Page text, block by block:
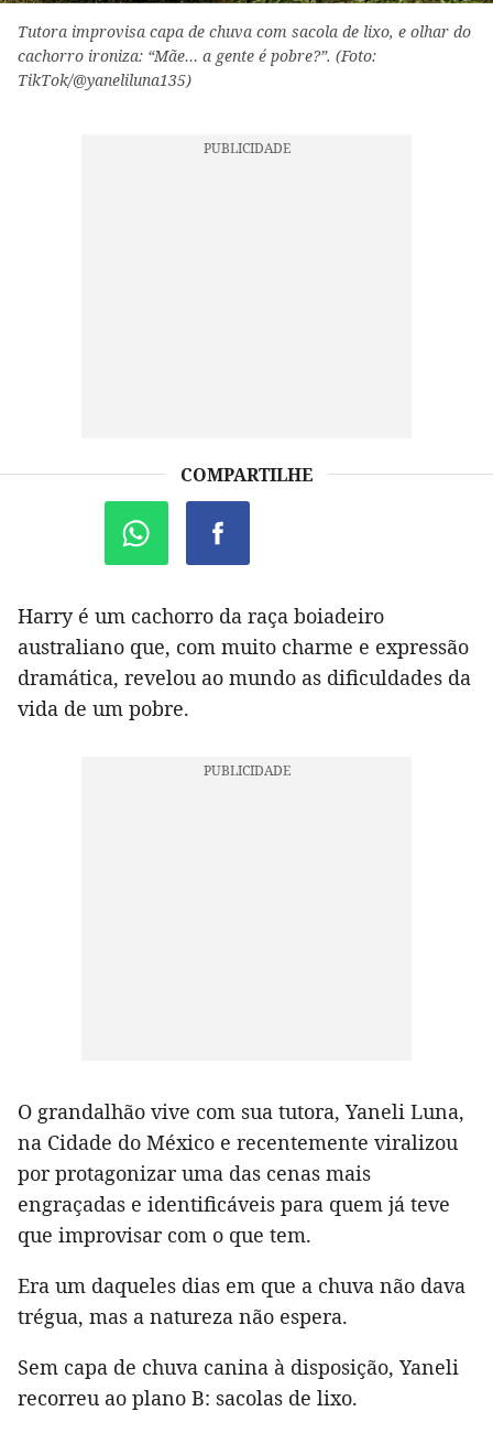
Tutora improvisa capa de chuva com sacola de lixo, e olhar do
cachorro ironiza: “Mãe… a gente é pobre?”. (Foto:
TikTok/@yaneliluna135)
COMPARTILHE
Harry é um cachorro da raça boiadeiro
australiano que, com muito charme e expressão
dramática, revelou ao mundo as dificuldades da
vida de um pobre.
O grandalhão vive com sua tutora, Yaneli Luna,
na Cidade do México e recentemente viralizou
por protagonizar uma das cenas mais
engraçadas e identificáveis para quem já teve
que improvisar com o que tem.
Era um daqueles dias em que a chuva não dava
trégua, mas a natureza não espera.
Sem capa de chuva canina à disposição, Yaneli
recorreu ao plano B: sacolas de lixo.